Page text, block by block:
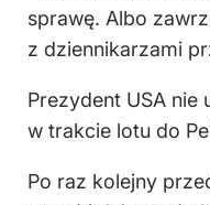
sprawę. Albo
z dziennikarzami
Prezydent USA nie
w trakcie lotu do
Po raz kolejny